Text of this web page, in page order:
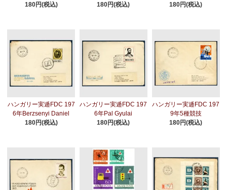
180円(税込)
180円(税込)
180円(税込)
ハンガリー実逓FDC 197
6年Berzsenyi Daniel
180円(税込)
ハンガリー実逓FDC 197
6年Pal Gyulai
180円(税込)
ハンガリー実逓FDC 197
9年5種競技
180円(税込)